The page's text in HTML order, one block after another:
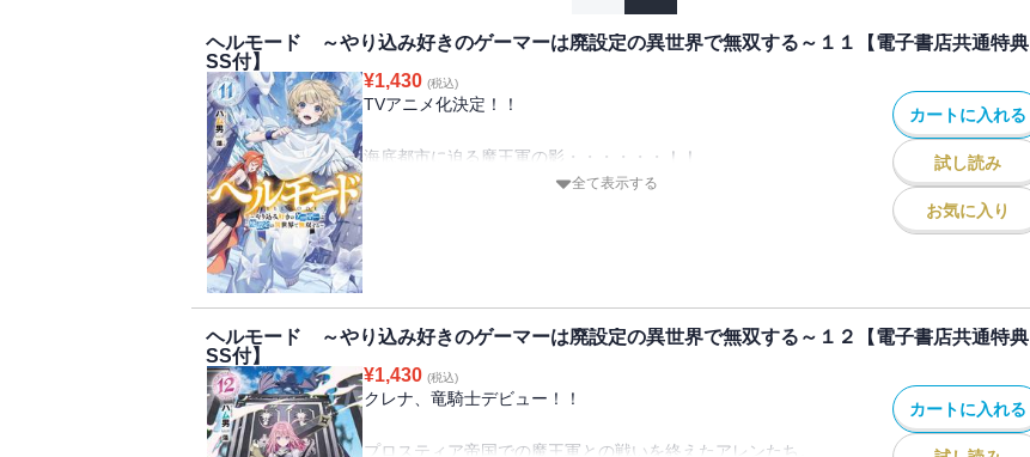
ヘルモード ～やり込み好きのゲーマーは廃設定の異世界で無双する～１１【電子書店共通特典
SS付】
¥1,430 (税込)
TVアニメ化決定！！
海底都市に迫る魔王軍の影・・・・・・！！
アレンは国の内情を探りつつも、もう一つの目的である「マクリ
スの涙」を手に入れるため行動を開始する。
「歌姫コンテスト」というイベントで「マクリスの涙」が手に入
ることを知ったアレンは、トラブルを起こしていた歌姫ロザリナ
しかし、歌姫コンテストを前にして、突如ペロムスが行方不明に
全て表示する
カートに入れる
試し読み
お気に入り
ヘルモード ～やり込み好きのゲーマーは廃設定の異世界で無双する～１２【電子書店共通特典
SS付】
¥1,430 (税込)
クレナ、竜騎士デビュー！！
プロスティア帝国での魔王軍との戦いを終えたアレンたち。
カートに入れる